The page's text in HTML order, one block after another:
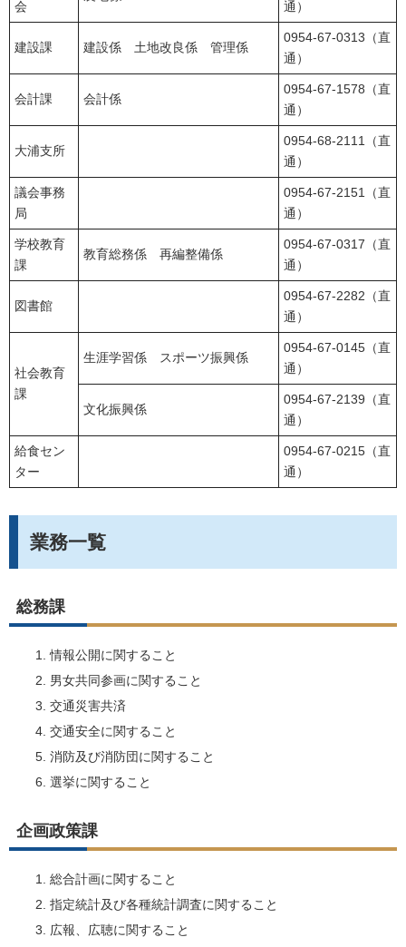
会
通）
建設課 建設係 土地改良係 管理係
0954-67-0313（直
通）
会計課 会計係
0954-67-1578（直
通）
大浦支所
0954-68-2111（直
通）
議会事務
局
0954-67-2151（直
通）
学校教育
課
教育総務係 再編整備係
0954-67-0317（直
通）
図書館
0954-67-2282（直
通）
社会教育
課
生涯学習係 スポーツ振興係
0954-67-0145（直
通）
文化振興係
0954-67-2139（直
通）
給食セン
ター
0954-67-0215（直
通）
業務一覧
総務課
情報公開に関すること
男女共同参画に関すること
交通災害共済
交通安全に関すること
消防及び消防団に関すること
選挙に関すること
企画政策課
総合計画に関すること
指定統計及び各種統計調査に関すること
広報、広聴に関すること